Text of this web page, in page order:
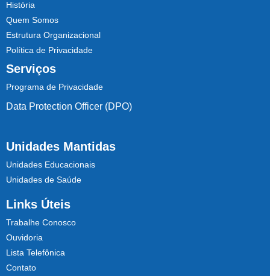
História
Quem Somos
Estrutura Organizacional
Política de Privacidade
Serviços
Programa de Privacidade
Data Protection Officer (DPO)
Unidades Mantidas
Unidades Educacionais
Unidades de Saúde
Links Úteis
Trabalhe Conosco
Ouvidoria
Lista Telefônica
Contato